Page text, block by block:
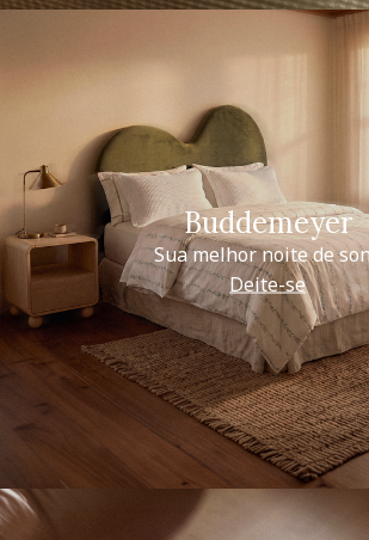
Buddemeyer
Sua melhor noite de
Deite-se